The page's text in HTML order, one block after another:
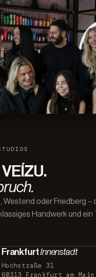
Westend oder Friedberg –
Handwerk und ein
FrankfurtInnenstadt
Hochstraße 31
60313 Frankfurt am Main